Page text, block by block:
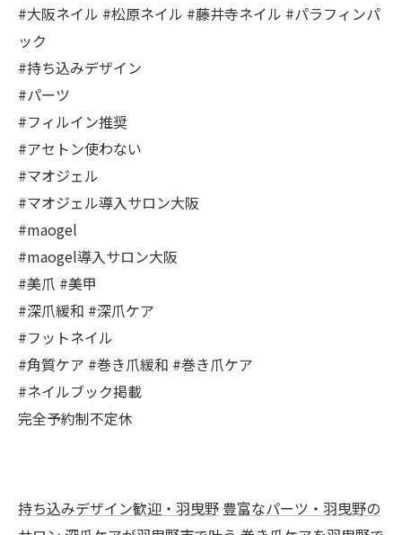
#大阪ネイル #松原ネイル #藤井寺ネイル #パラフィンパ
ック
#持ち込みデザイン
#パーツ
#フィルイン推奨
#アセトン使わない
#マオジェル
#マオジェル導入サロン大阪
#maogel
#maogel導入サロン大阪
#美爪 #美甲
#深爪緩和 #深爪ケア
#フットネイル
#角質ケア #巻き爪緩和 #巻き爪ケア
#ネイルブック掲載
完全予約制不定休
持ち込みデザイン歓迎・羽曳野 豊富なパーツ・羽曳野の